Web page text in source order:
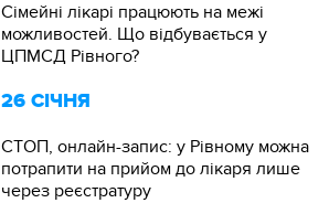
Сімейні лікарі працюють на межі
можливостей. Що відбувається у
ЦПМСД Рівного?
26 СІЧНЯ
СТОП, онлайн-запис: у Рівному можна
потрапити на прийом до лікаря лише
через реєстратуру